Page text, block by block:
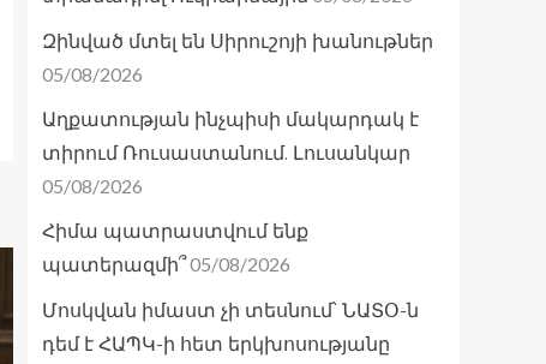
Զինված մտել են Սիրուշոյի խանութներ
05/08/2026
Աղքատության ինչպիսի մակարդակ է
տիրում Ռուսաստանում. Լուսանկար
05/08/2026
Հիմա պատրաստվում ենք
պատերազմի՞05/08/2026
Մոսկվան իմաստ չի տեսնում՝ ՆԱՏՕ-ն
դեմ է ՀԱՊԿ-ի հետ երկխոսությանը